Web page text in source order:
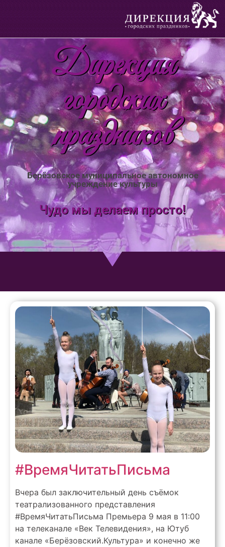
Дирекция
городских
праздников
Берёзовское муниципальное автономное
учреждение культуры
Чудо мы делаем просто!
#ВремяЧитатьПисьма
Вчера был заключительный день съёмок
театрализованного представления
#ВремяЧитатьПисьма Премьера 9 мая в 11:00
на телеканале «Век Телевидения», на Ютуб
канале «Берёзовский.Культура» и конечно же